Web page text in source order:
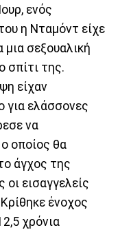
ενός
η Νταμόντ είχε
μια σεξουαλική
σπίτι της.
είχαν
για ελάσσονες
να
οποίος θα
άγχος της
εισαγγελείς
ένοχος
χρόνια